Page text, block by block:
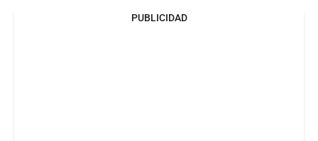
PUBLICIDAD